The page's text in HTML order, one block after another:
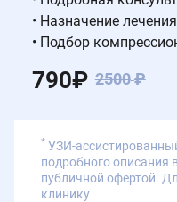
• Назначение
• Подбор
790₽ 2500₽
* УЗИ-
подробного описания
публичной офертой.
клинику